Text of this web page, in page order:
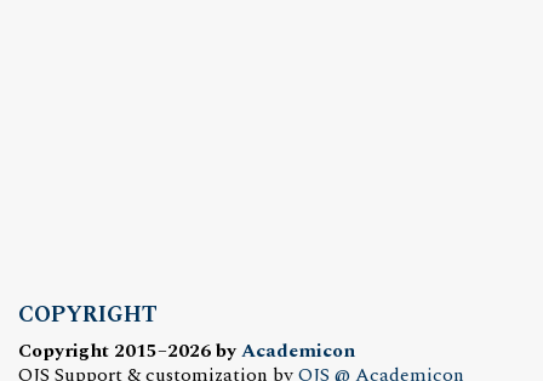
COPYRIGHT
Copyright 2015–2026 byAcademicon
OJS Support & customization byOJS @ Academicon